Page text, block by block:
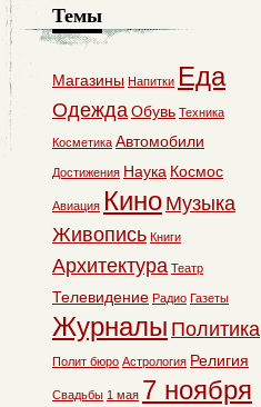
Темы
Магазины Напитки Еда
ОдеждаОбувь Техника
Косметика Автомобили
Достижения Наука Космос
Авиация Кино Музыка
Живопись Книги
Архитектура Театр
Телевидение Радио Газеты
Журналы Политика
Полит бюро Астрология Религия
Свадьбы 1 мая 7 ноября